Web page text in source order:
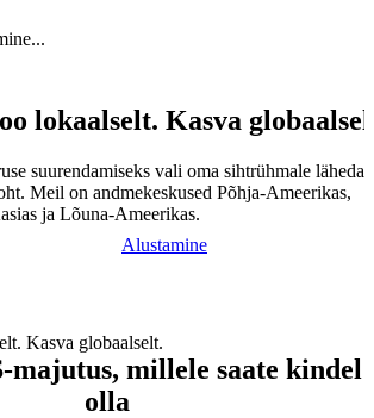
lokaalselt. Kasva
suurendamiseks vali oma sihtrühmale lähedal
Meil on andmekeskused Põhja-Ameerikas,
ja Lõuna-Ameerikas.
Alustamine
majutus, millele saate kindel
olla